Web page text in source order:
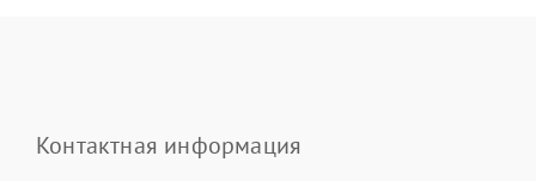
Контактная информация